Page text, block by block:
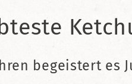
begeistert es